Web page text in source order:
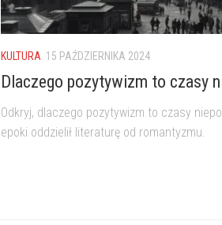
KULTURA 15 PAŹDZIERNIKA 2024
Dlaczego pozytywizm to czasy
Odkryj, dlaczego pozytywizm to czasy
epoki oddzielił literaturę od romantyzmu.